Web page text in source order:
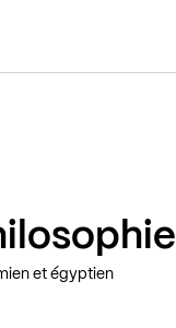
et égyptien